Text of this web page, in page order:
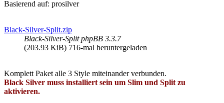
Basierend auf: prosilver
Black-Silver-Split.zip
Black-Silver-Split phpBB 3.3.7
(203.93 KiB) 716-mal heruntergeladen
Komplett Paket alle 3 Style miteinander verbunden.
Black Silver muss installiert sein um Slim und Split zu
aktivieren.